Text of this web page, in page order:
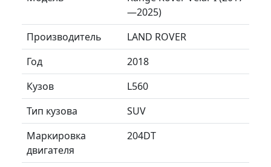
—2025)
Производитель
LAND ROVER
Год
2018
Кузов
L560
Тип кузова
SUV
Маркировка
двигателя
204DT